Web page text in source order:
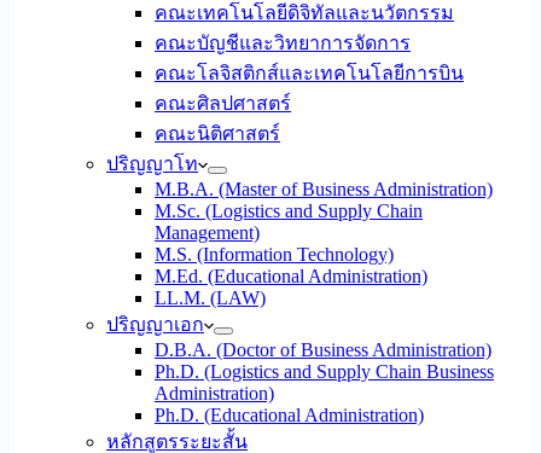
คณะเทคโนโลยีดิจิทัลและนวัตกรรม
คณะบัญชีและวิทยาการจัดการ
คณะโลจิสติกส์และเทคโนโลยีการบิน
คณะศิลปศาสตร์
คณะนิติศาสตร์
ปริญญาโท
M.B.A. (Master of Business Administration)
M.Sc. (Logistics and Supply Chain
Management)
M.S. (Information Technology)
M.Ed. (Educational Administration)
LL.M. (LAW)
ปริญญาเอก
D.B.A. (Doctor of Business Administration)
Ph.D. (Logistics and Supply Chain Business
Administration)
Ph.D. (Educational Administration)
หลักสูตรระยะสั้น